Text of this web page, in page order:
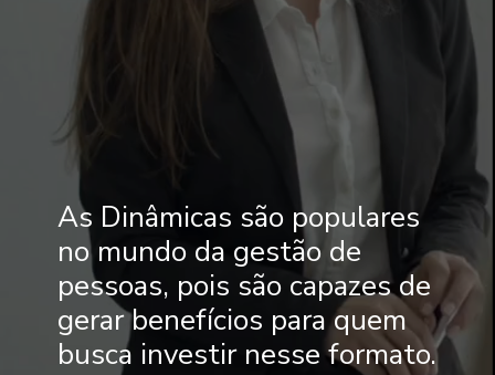
As Dinâmicas são populares
no mundo da gestão de
pessoas, pois são capazes de
gerar benefícios para quem
busca investir nesse formato.